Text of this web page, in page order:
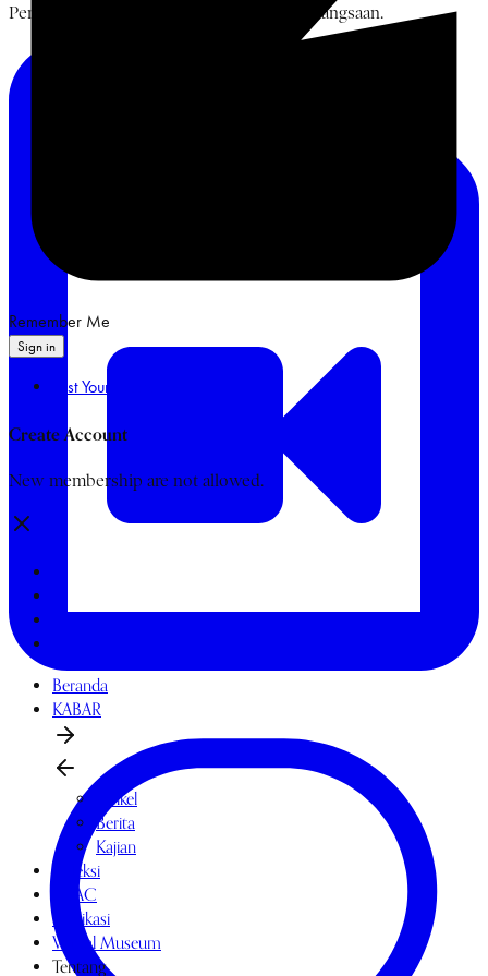
Pemikiran Bung Karno, NU, dan Islam Kebangsaan.
Remember Me
Sign in
Lost Your Password?
Create Account
New membership are not allowed.
Beranda
KABAR
Artikel
Berita
Kajian
Koleksi
OPAC
Publikasi
Virtual Museum
Tentang